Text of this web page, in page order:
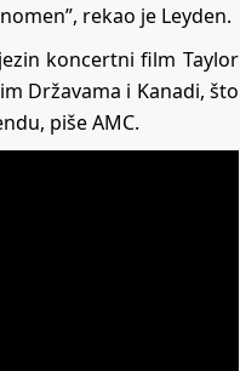
rekao je Leyden.
koncertni film Taylor
Državama i Kanadi, što
piše AMC.